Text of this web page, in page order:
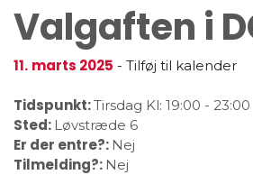
Valgaften i
11. marts 2025 - Tilføj til kalender
Tidspunkt:Tirsdag Kl: 19:00 - 23:00
Sted: Løvstræde 6
Er der entre?: Nej
Tilmelding?: Nej